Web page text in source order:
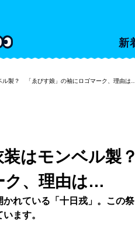
新
ル製？ 「ゑびす娘」の袖にロゴマーク、理由は…
装はモンベル製
ク、理由は…
かれている「十日戎」。この
ます。